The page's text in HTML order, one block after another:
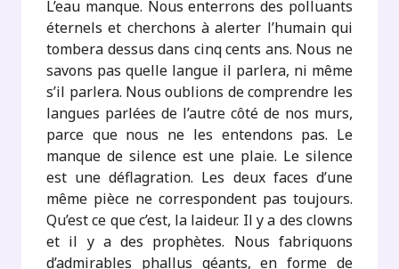
L’eau manque. Nous enterrons des polluants
éternels et cherchons à alerter l’humain qui
tombera dessus dans cinq cents ans. Nous ne
savons pas quelle langue il parlera, ni même
s’il parlera. Nous oublions de comprendre les
langues parlées de l’autre côté de nos murs,
parce que nous ne les entendons pas. Le
manque de silence est une plaie. Le silence
est une déflagration. Les deux faces d’une
même pièce ne correspondent pas toujours.
Qu’est ce que c’est, la laideur. Il y a des clowns
et il y a des prophètes. Nous fabriquons
d’admirables phallus géants, en forme de